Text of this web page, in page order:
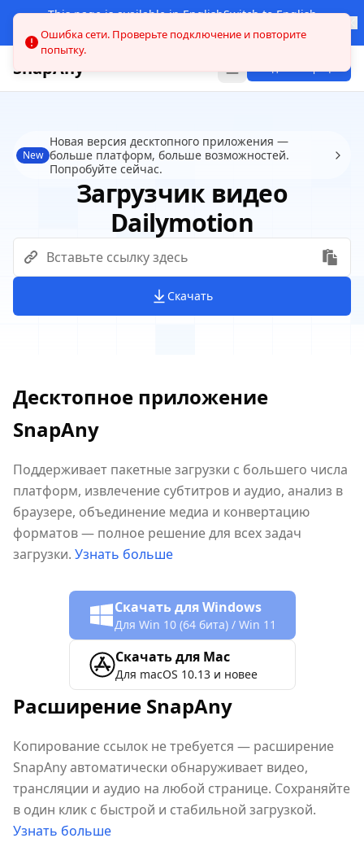
This page is available in EnglishSwitch to English
Other languages
SnapAny
New
Новая версия десктопного приложения —
больше платформ, больше возможностей.
Попробуйте сейчас.
Загрузчик видео
Dailymotion
Скачать
Десктопное приложение
SnapAny
Поддерживает пакетные загрузки с большего числа
платформ, извлечение субтитров и аудио, анализ в
браузере, объединение медиа и конвертацию
форматов — полное решение для всех задач
загрузки. Узнать больше
Скачать для Windows
Для Win 10 (64 бита) / Win 11
Скачать для Mac
Для macOS 10.13 и новее
Расширение SnapAny
Копирование ссылок не требуется — расширение
SnapAny автоматически обнаруживает видео,
трансляции и аудио на любой странице. Сохраняйте
в один клик с быстрой и стабильной загрузкой.
Узнать больше
Ошибка сети. Проверьте подключение и повторите
попытку.